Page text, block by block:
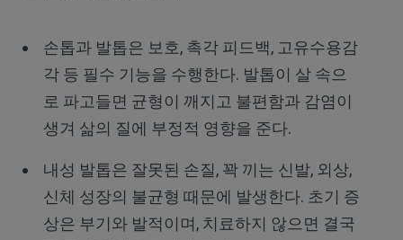
손톱과 발톱은 보호, 촉각 피드백, 고유수용감
각 등 필수 기능을 수행한다. 발톱이 살 속으
로 파고들면 균형이 깨지고 불편함과 감염이
생겨 삶의 질에 부정적 영향을 준다.
내성 발톱은 잘못된 손질, 꽉 끼는 신발, 외상,
신체 성장의 불균형 때문에 발생한다. 초기 증
상은 부기와 발적이며, 치료하지 않으면 결국